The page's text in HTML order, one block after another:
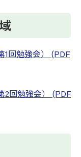
1回勉強会） (PDF
2回勉強会） (PDF